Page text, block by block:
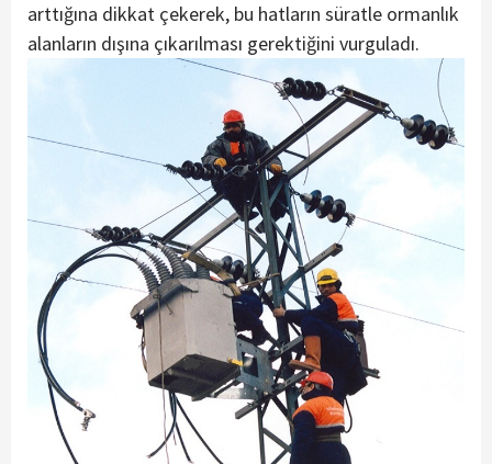
arttığına dikkat çekerek, bu hatların süratle ormanlık
alanların dışına çıkarılması gerektiğini vurguladı.